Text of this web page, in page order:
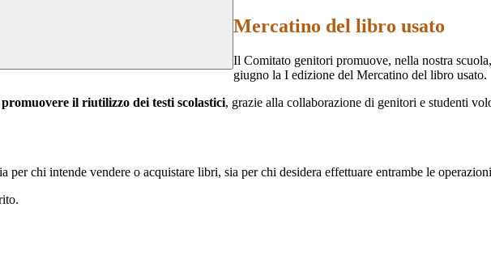
Mercatino del libro usato
Il Comitato genitori promuove, nella nostra
giugno la I edizione del Mercatino del libro usato.
il riutilizzo dei testi scolastici, grazie alla collaborazione di genitori e studenti
chi intende vendere o acquistare libri, sia per chi desidera effettuare entrambe le